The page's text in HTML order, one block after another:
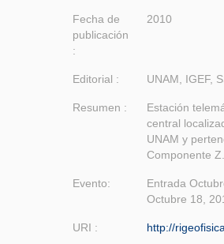
Fecha de
publicación
:
2010
Editorial : UNAM, IGEF,
Resumen :
Estación
central
UNAM y
Componente Z.
Evento:
Entrada
Octubre 18,
URI : http://